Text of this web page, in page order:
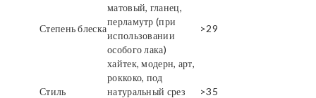
Степень блеска
матовый, гланец,
перламутр (при
использовании
особого лака)
>29
Стиль
хайтек, модерн, арт,
роккоко, под
натуральный срез
>35